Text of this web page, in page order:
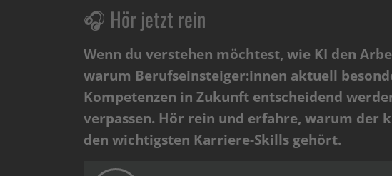
🎧 Hör jetzt rein
Wenn du verstehen möchtest, wie KI den
warum Berufseinsteiger:innen aktuell
Kompetenzen in Zukunft entscheidend
verpassen. Hör rein und erfahre, warum der
den wichtigsten Karriere-Skills gehört.